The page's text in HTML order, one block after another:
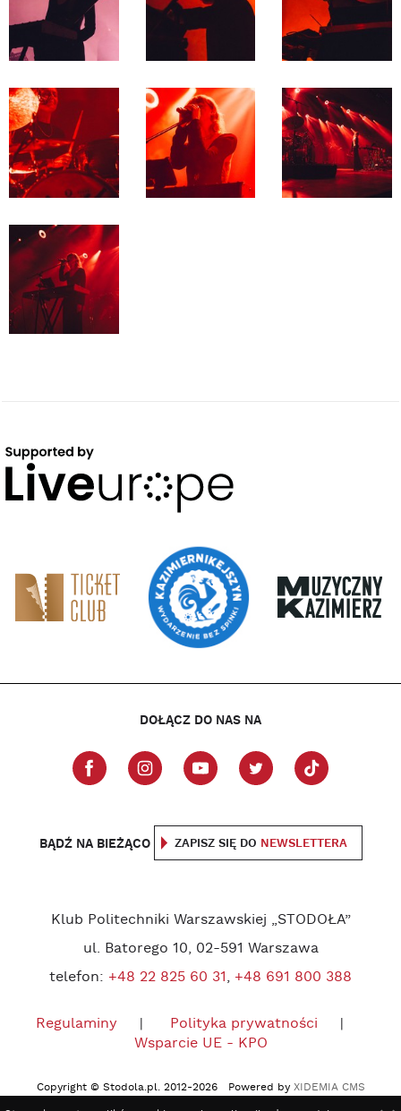
DOŁĄCZ DO NAS NA
BĄDŹ NA BIEŻĄCO ZAPISZ SIĘ DO NEWSLETTERA
Klub Politechniki Warszawskiej „STODOŁA”
ul. Batorego 10, 02-591 Warszawa
telefon: +48 22 825 60 31, +48 691 800 388
Regulaminy
Polityka prywatności
Wsparcie UE - KPO
Copyright © Stodola.pl. 2012-2026 Powered by XIDEMIA CMS